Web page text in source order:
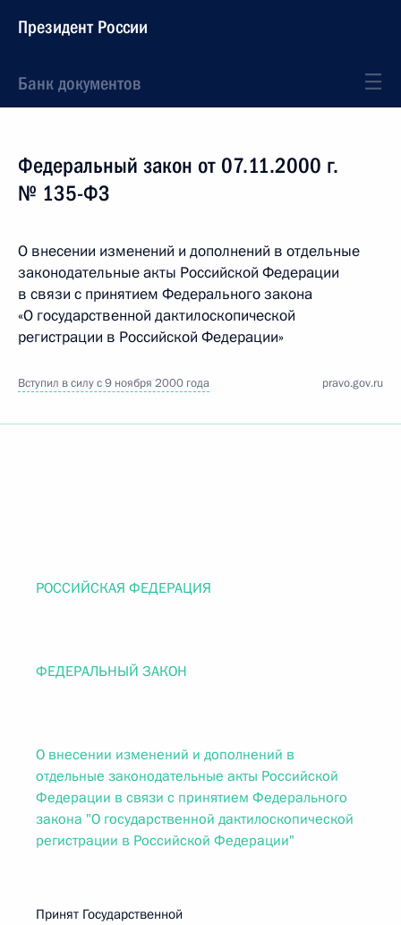
Президент России
Банк документов
Федеральный закон от 07.11.2000 г.
№ 135-ФЗ
О внесении изменений и дополнений в отдельные
законодательные акты Российской Федерации
в связи с принятием Федерального закона
«О государственной дактилоскопической
регистрации в Российской Федерации»
Вступил в силу с 9 ноября 2000 года pravo.gov.ru
РОССИЙСКАЯ ФЕДЕРАЦИЯ
ФЕДЕРАЛЬНЫЙ ЗАКОН
О внесении изменений и дополнений в
отдельные законодательные акты Российской
Федерации в связи с принятием Федерального
закона "О государственной дактилоскопической
регистрации в Российской Федерации"
Принят Государственной